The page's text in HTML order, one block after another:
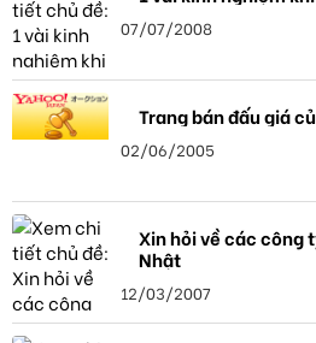
07/07/2008
Trang bán đấu giá
02/06/2005
Xin hỏi về các công
Nhật
12/03/2007